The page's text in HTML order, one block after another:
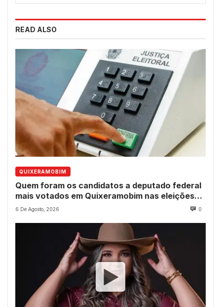
READ ALSO
QUIXERAMOBIM
Quem foram os candidatos a deputado federal
mais votados em Quixeramobim nas eleições
de 2022?
6 De Agosto, 2026 0